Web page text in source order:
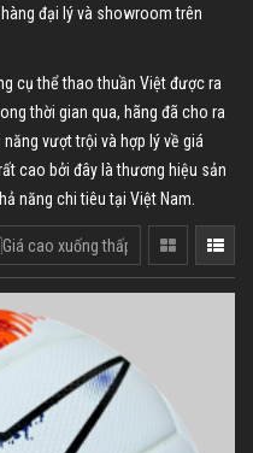
đại lý và showroom trên
cụ thể thao thuần Việt được ra
thời gian qua, hãng đã cho ra
vượt trội và hợp lý về giá
cao bởi đây là thương hiệu sản
năng chi tiêu tại Việt Nam.